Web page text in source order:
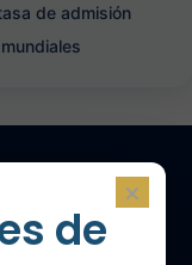
de admisión
×
de